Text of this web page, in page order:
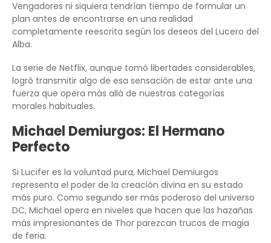
Vengadores ni siquiera tendrían tiempo de formular un
plan antes de encontrarse en una realidad
completamente reescrita según los deseos del Lucero del
Alba.
La serie de Netflix, aunque tomó libertades considerables,
logró transmitir algo de esa sensación de estar ante una
fuerza que opera más allá de nuestras categorías
morales habituales.
Michael Demiurgos: El Hermano
Perfecto
Si Lucifer es la voluntad pura, Michael Demiurgos
representa el poder de la creación divina en su estado
más puro. Como segundo ser más poderoso del universo
DC, Michael opera en niveles que hacen que las hazañas
más impresionantes de Thor parezcan trucos de magia
de feria.